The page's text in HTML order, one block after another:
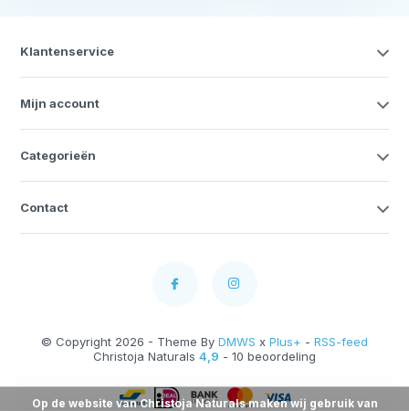
Klantenservice
Mijn account
Categorieën
Contact
© Copyright 2026 - Theme By DMWS x Plus+ - RSS-feed
Christoja Naturals 4,9 - 10 beoordeling
Op de website van Christoja Naturals maken wij gebruik van